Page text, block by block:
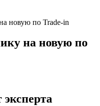
на новую по